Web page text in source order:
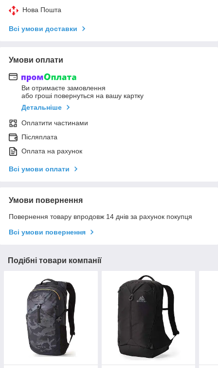
Нова Пошта
Всі умови доставки
Умови оплати
Ви отримаєте замовлення
або гроші повернуться на вашу картку
Детальніше
Оплатити частинами
Післяплата
Оплата на рахунок
Всі умови оплати
Умови повернення
Повернення товару впродовж 14 днів за рахунок покупця
Всі умови повернення
Подібні товари компанії